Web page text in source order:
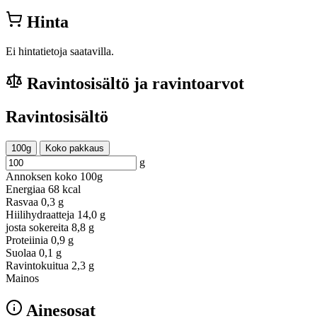
Hinta
Ei hintatietoja saatavilla.
Ravintosisältö ja ravintoarvot
Ravintosisältö
100g Koko pakkaus
g
Annoksen koko 100g
Energiaa 68 kcal
Rasvaa 0,3 g
Hiilihydraatteja 14,0 g
josta sokereita 8,8 g
Proteiinia 0,9 g
Suolaa 0,1 g
Ravintokuitua 2,3 g
Mainos
Ainesosat